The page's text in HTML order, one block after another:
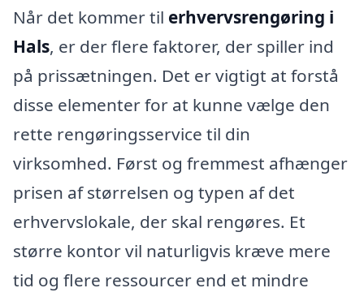
Når det kommer til erhvervsrengøring i
Hals, er der flere faktorer, der spiller ind
på prissætningen. Det er vigtigt at forstå
disse elementer for at kunne vælge den
rette rengøringsservice til din
virksomhed. Først og fremmest afhænger
prisen af størrelsen og typen af det
erhvervslokale, der skal rengøres. Et
større kontor vil naturligvis kræve mere
tid og flere ressourcer end et mindre